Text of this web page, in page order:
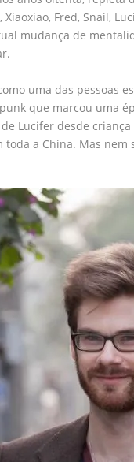
Xiaoxiao, Fred, Snail,
mudança de
uma das pessoas
que marcou uma
Lucifer desde
a China. Mas